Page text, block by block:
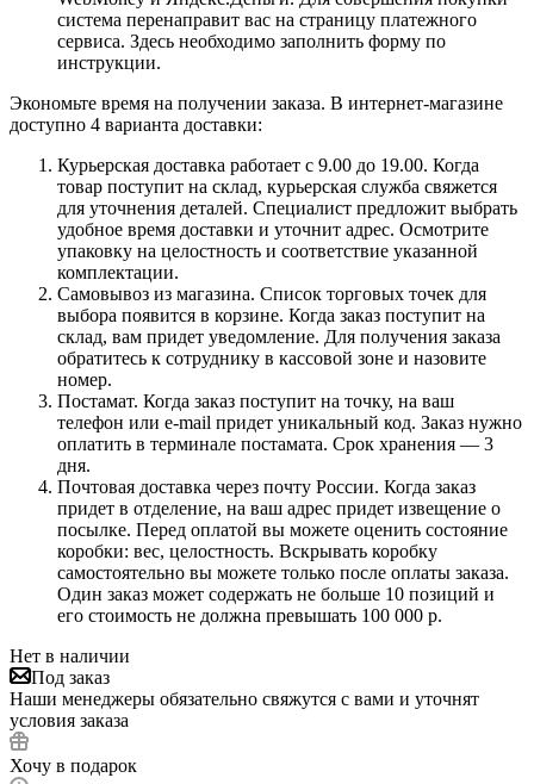
система перенаправит вас на страницу платежного
сервиса. Здесь необходимо заполнить форму по
инструкции.
Экономьте время на получении заказа. В интернет-магазине
доступно 4 варианта доставки:
Курьерская доставка работает с 9.00 до 19.00. Когда
товар поступит на склад, курьерская служба свяжется
для уточнения деталей. Специалист предложит выбрать
удобное время доставки и уточнит адрес. Осмотрите
упаковку на целостность и соответствие указанной
комплектации.
Самовывоз из магазина. Список торговых точек для
выбора появится в корзине. Когда заказ поступит на
склад, вам придет уведомление. Для получения заказа
обратитесь к сотруднику в кассовой зоне и назовите
номер.
Постамат. Когда заказ поступит на точку, на ваш
телефон или e-mail придет уникальный код. Заказ нужно
оплатить в терминале постамата. Срок хранения — 3
дня.
Почтовая доставка через почту России. Когда заказ
придет в отделение, на ваш адрес придет извещение о
посылке. Перед оплатой вы можете оценить состояние
коробки: вес, целостность. Вскрывать коробку
самостоятельно вы можете только после оплаты заказа.
Один заказ может содержать не больше 10 позиций и
его стоимость не должна превышать 100 000 р.
Нет в наличии
Под заказ
Наши менеджеры обязательно свяжутся с вами и уточнят
условия заказа
Хочу в подарок